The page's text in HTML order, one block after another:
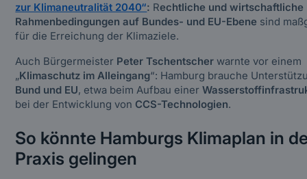
zur Klimaneutralität 2040“: Rechtliche und wirtschaftliche
Rahmenbedingungen auf Bundes- und EU-Ebene sind
für die Erreichung der Klimaziele.
Auch Bürgermeister Peter Tschentscher warnte vor einem
„Klimaschutz im Alleingang“: Hamburg brauche
Bund und EU, etwa beim Aufbau einer
bei der Entwicklung von CCS-Technologien.
So könnte Hamburgs Klimaplan in
Praxis gelingen